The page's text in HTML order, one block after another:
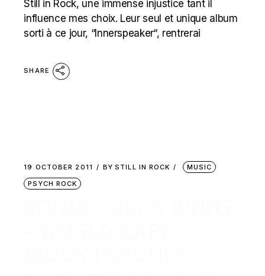
Still in Rock, une immense injustice tant il
influence mes choix. Leur seul et unique album
sorti à ce jour, “Innerspeaker“, rentrerai
SHARE
19 OCTOBER 2011 BY STILL IN ROCK
MUSIC
PSYCH ROCK